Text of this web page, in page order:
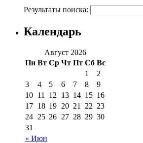
Результаты поиска:
Календарь
Август 2026
Пн Вт Ср Чт Пт Сб Вс
« Июн
1
2
3
4 5 6 7 8
9
10 11 12 13 14 15 16
17 18 19 20 21 22 23
24 25 26 27 28 29 30
31